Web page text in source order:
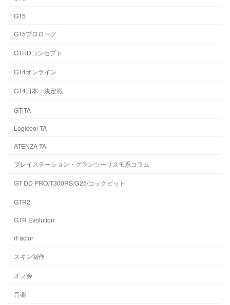
GT5
GT5プロローグ
GTHDコンセプト
GT4オンライン
GT4日本一決定戦
GT|TA
Logicool TA
ATENZA TA
プレイステーション・グランツーリスモ系コラム
GT DD PRO/T300RS/G25/コックピット
GTR2
GTR Evolution
rFactor
スキン制作
オフ会
音楽